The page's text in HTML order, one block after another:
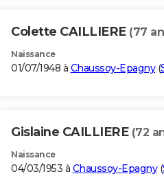
Colette CAILLIERE (77
Naissance
01/07/1948 à Chaussoy-Epagny(
Gislaine CAILLIERE (72
Naissance
04/03/1953 à Chaussoy-Epagny(